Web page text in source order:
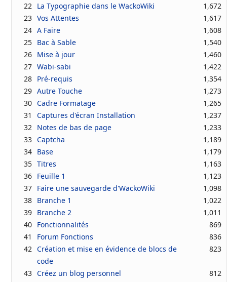
22
La Typographie dans le WackoWiki
1,672
23 Vos Attentes
1,617
24 A Faire
1,608
25 Bac à Sable
1,540
26 Mise à jour
1,460
27 Wabi-sabi
1,422
28 Pré-requis
1,354
29 Autre Touche
1,273
30 Cadre Formatage
1,265
31
Captures d'écran Installation
1,237
32
Notes de bas de page
1,233
33 Captcha
1,189
34 Base
1,179
35 Titres
1,163
36 Feuille 1
1,123
37 Faire une sauvegarde d'WackoWiki
1,098
38 Branche 1
1,022
39 Branche 2
1,011
40 Fonctionnalités
869
41
Forum Fonctions
836
42 Création et mise en évidence de blocs de
code
823
43 Créez un blog personnel
812